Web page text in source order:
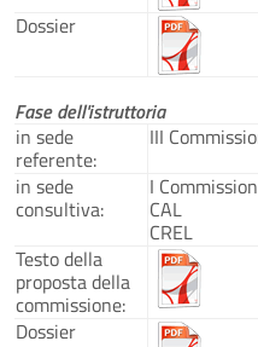
Dossier
Fase dell'istruttoria
in sede
referente:
III
in sede
consultiva:
I
CAL
CREL
Testo della
proposta della
commissione:
Dossier